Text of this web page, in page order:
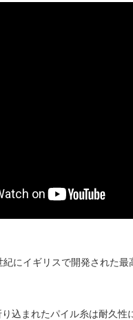
にイギリスで開発された最
込まれたパイル糸は耐久性